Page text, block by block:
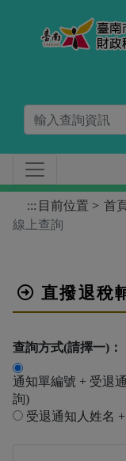
跳到主要內容區塊
::: 目前位置 首
線上查詢
直撥退稅
查詢方式(請擇一)：
通知單編號 + 受退
詢)
受退通知人姓名
臺南市政府財政
保護法」第8條
蒐集之目
析、廉政
蒐集之類
資料，包
訊。
期間
區）